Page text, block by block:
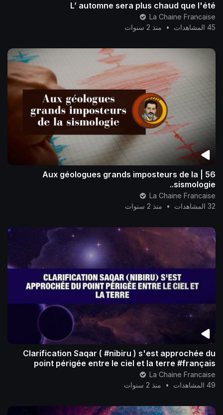
L’ automne sera plus chaud que l'été
La Chaine Francaise
45 المشاهدات
• منذ 2 سنوات
56 | Aux géologues grands imposteurs de la
sismologie..
La Chaine Francaise
32 المشاهدات
• منذ 2 سنوات
Clarification Saqar ( #nibiru ) s'est approchée du
point périgée entre le ciel et la terre #français
La Chaine Francaise
49 المشاهدات
• منذ 2 سنوات